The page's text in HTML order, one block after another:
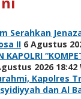
Serahkan
II 6 Agustus
KAPOLRI
2026 18:42
Kapolres
dan Al